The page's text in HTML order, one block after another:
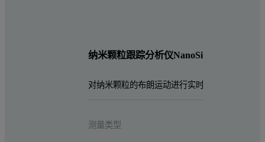
纳米颗粒跟踪分析仪NanoSight系列
对纳米颗粒的布朗运动进行实时动态跟踪，观
测量类型